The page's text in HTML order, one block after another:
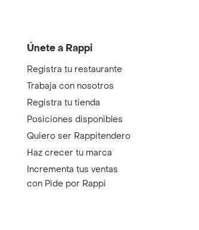
Únete a Rappi
Registra tu restaurante
Trabaja con nosotros
Registra tu tienda
Posiciones disponibles
Quiero ser Rappitendero
Haz crecer tu marca
Incrementa tus ventas
con Pide por Rappi